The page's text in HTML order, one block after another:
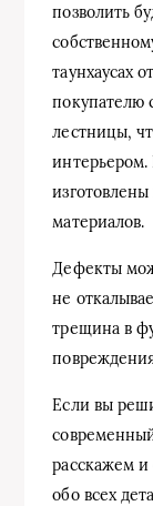
позволить
таунхаусах
покупателю
лестницы,
материалов.
Дефекты
не
трещина в
Если вы
расскажем и
обо всех